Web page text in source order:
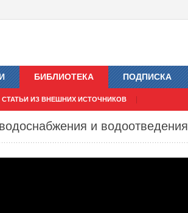
БИБЛИОТЕКА
СТАТЬИ ИЗ ВНЕШНИХ ИСТОЧНИКОВ
ПОДПИСКА
и водоотведения